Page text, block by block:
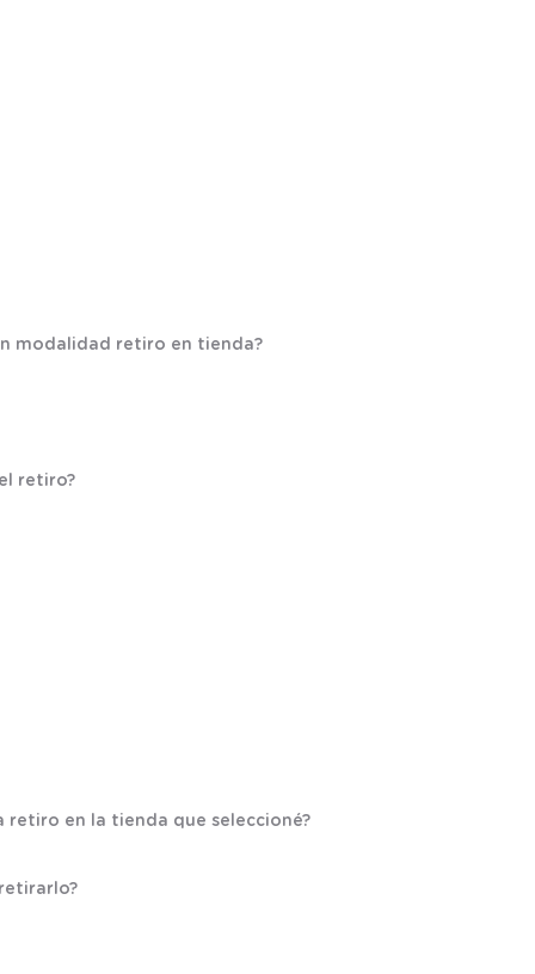
modalidad retiro en tienda?
retiro?
en la tienda que seleccioné?